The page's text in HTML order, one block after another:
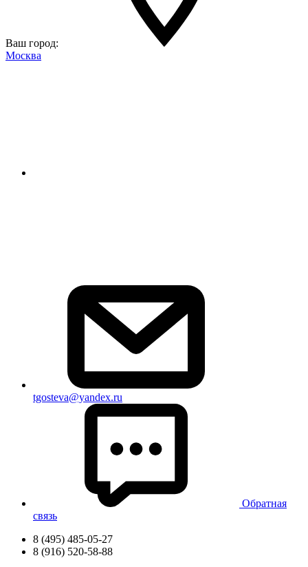
Ваш город:
Москва
tgosteva@yandex.ru
Обратная
связь
8 (495) 485-05-27
8 (916) 520-58-88